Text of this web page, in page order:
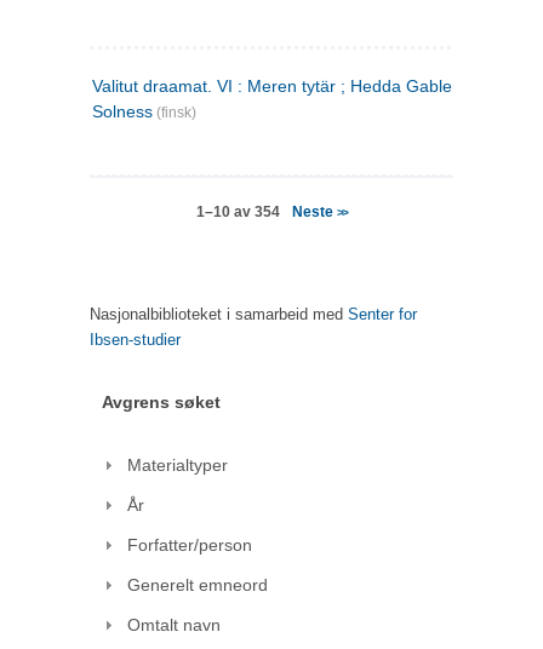
Valitut draamat. VI : Meren tytär ; Hedda Gabler ;
Solness (finsk)
1–10 av 354 Neste >>
Nasjonalbiblioteket i samarbeid med Senter for
Ibsen-studier
Avgrens søket
Materialtyper
År
Forfatter/person
Generelt emneord
Omtalt navn